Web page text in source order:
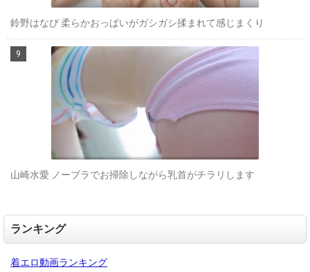
鈴野はなび 柔らかおっぱいがガシガシ揉まれて感じまくり
山崎水愛 ノーブラでお掃除しながら乳首がチラリします
ランキング
着エロ動画ランキング